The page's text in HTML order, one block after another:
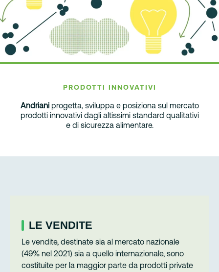
PRODOTTI INNOVATIVI
Andrianiprogetta, sviluppa e posiziona sul mercato
prodotti innovativi dagli altissimi standard qualitativi
e di sicurezza alimentare.
LE VENDITE
Le vendite, destinate sia al mercato nazionale
(49% nel 2021) sia a quello internazionale, sono
costituite per la maggior parte da prodotti private